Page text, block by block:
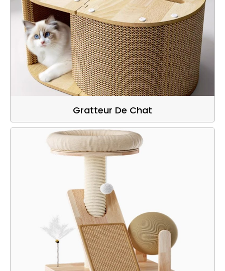
Gratteur De Chat